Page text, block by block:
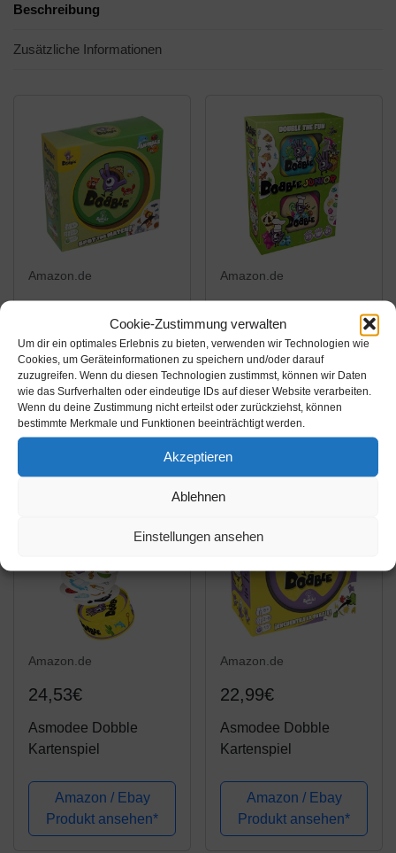
Cookie-Zustimmung verwalten
Um dir ein optimales Erlebnis zu bieten, verwenden wir Technologien wie
Cookies, um Geräteinformationen zu speichern und/oder darauf
zuzugreifen. Wenn du diesen Technologien zustimmst, können wir Daten
wie das Surfverhalten oder eindeutige IDs auf dieser Website verarbeiten.
Wenn du deine Zustimmung nicht erteilst oder zurückziehst, können
bestimmte Merkmale und Funktionen beeinträchtigt werden.
Akzeptieren
Ablehnen
Einstellungen ansehen
Beschreibung
Zusätzliche Informationen
Amazon.de
Asmodee Dobble
Tiere, Kartenspiel
Amazon / Ebay
Produkt ansehen*
Amazon.de
Zygomatic Dobble
Junior, Kartenspiel
Amazon / Ebay
Produkt ansehen*
Amazon.de
24,53€
Asmodee Dobble
Kartenspiel
Amazon / Ebay
Produkt ansehen*
Amazon.de
22,99€
Asmodee Dobble
Kartenspiel
Amazon / Ebay
Produkt ansehen*